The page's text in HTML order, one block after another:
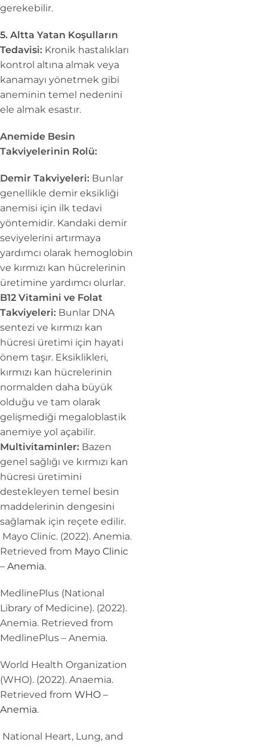
gerekebilir.
5. Altta Yatan Koşulların
Tedavisi: Kronik hastalıkları
kontrol altına almak veya
kanamayı yönetmek gibi
aneminin temel nedenini
ele almak esastır.
Anemide Besin
Takviyelerinin Rolü:
Demir Takviyeleri: Bunlar
genellikle demir eksikliği
anemisi için ilk tedavi
yöntemidir. Kandaki demir
seviyelerini artırmaya
yardımcı olarak hemoglobin
ve kırmızı kan hücrelerinin
üretimine yardımcı olurlar.
B12 Vitamini ve Folat
Takviyeleri: Bunlar DNA
sentezi ve kırmızı kan
hücresi üretimi için hayati
önem taşır. Eksiklikleri,
kırmızı kan hücrelerinin
normalden daha büyük
olduğu ve tam olarak
gelişmediği megaloblastik
anemiye yol açabilir.
Multivitaminler: Bazen
genel sağlığı ve kırmızı kan
hücresi üretimini
destekleyen temel besin
maddelerinin dengesini
sağlamak için reçete edilir.
Mayo Clinic. (2022). Anemia.
Retrieved from Mayo Clinic
– Anemia.
MedlinePlus (National
Library of Medicine). (2022).
Anemia. Retrieved from
MedlinePlus – Anemia.
World Health Organization
(WHO). (2022). Anaemia.
Retrieved from WHO –
Anemia.
National Heart, Lung, and